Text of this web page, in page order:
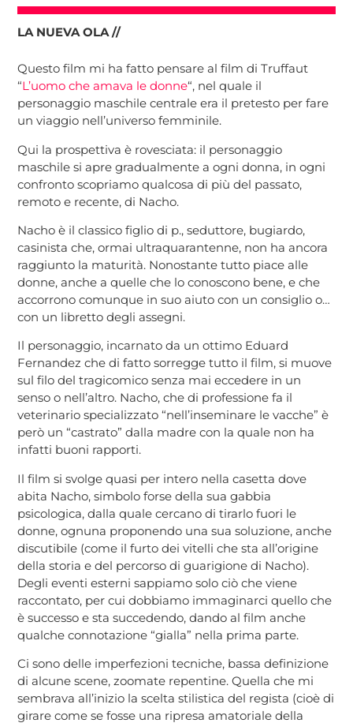
LA NUEVA OLA //
Questo film mi ha fatto pensare al film di Truffaut
“L’uomo che amava le donne“, nel quale il
personaggio maschile centrale era il pretesto per fare
un viaggio nell’universo femminile.
Qui la prospettiva è rovesciata: il personaggio
maschile si apre gradualmente a ogni donna, in ogni
confronto scopriamo qualcosa di più del passato,
remoto e recente, di Nacho.
Nacho è il classico figlio di p., seduttore, bugiardo,
casinista che, ormai ultraquarantenne, non ha ancora
raggiunto la maturità. Nonostante tutto piace alle
donne, anche a quelle che lo conoscono bene, e che
accorrono comunque in suo aiuto con un consiglio o…
con un libretto degli assegni.
Il personaggio, incarnato da un ottimo Eduard
Fernandez che di fatto sorregge tutto il film, si muove
sul filo del tragicomico senza mai eccedere in un
senso o nell’altro. Nacho, che di professione fa il
veterinario specializzato “nell’inseminare le vacche” è
però un “castrato” dalla madre con la quale non ha
infatti buoni rapporti.
Il film si svolge quasi per intero nella casetta dove
abita Nacho, simbolo forse della sua gabbia
psicologica, dalla quale cercano di tirarlo fuori le
donne, ognuna proponendo una sua soluzione, anche
discutibile (come il furto dei vitelli che sta all’origine
della storia e del percorso di guarigione di Nacho).
Degli eventi esterni sappiamo solo ciò che viene
raccontato, per cui dobbiamo immaginarci quello che
è successo e sta succedendo, dando al film anche
qualche connotazione “gialla” nella prima parte.
Ci sono delle imperfezioni tecniche, bassa definizione
di alcune scene, zoomate repentine. Quella che mi
sembrava all’inizio la scelta stilistica del regista (cioè di
girare come se fosse una ripresa amatoriale della